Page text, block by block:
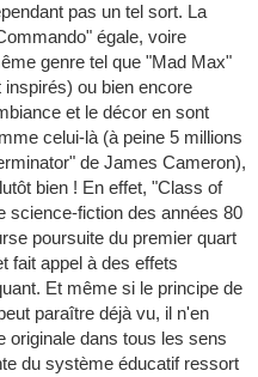
pas un tel sort. La
égale, voire
genre tel que "Mad Max"
ou bien encore
et le décor en sont
celui-là (à peine 5 millions
de James Cameron),
bien ! En effet, "Class of
science-fiction des années 80
poursuite du premier quart
fait appel à des effets
Et même si le principe de
paraître déjà vu, il n'en
originale dans tous les sens
du système éducatif ressort